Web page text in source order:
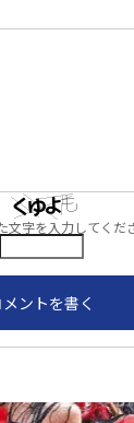
文字を入力してくだ